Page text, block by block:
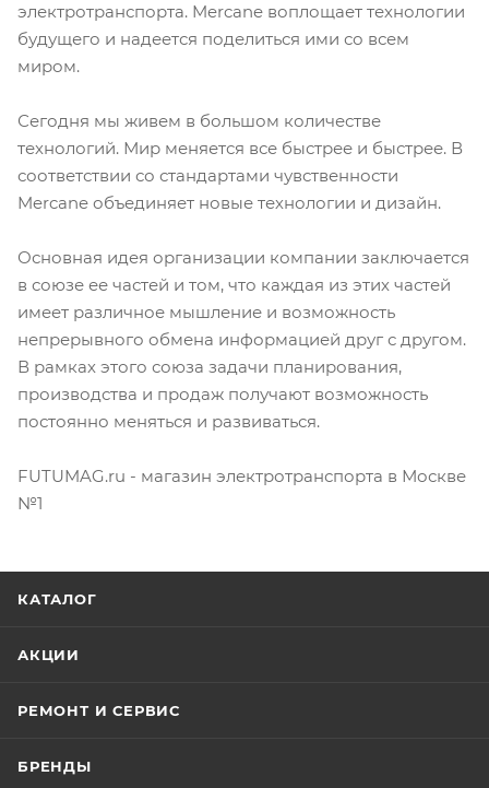
электротранспорта. Mercane воплощает технологии
будущего и надеется поделиться ими со всем
миром.
Сегодня мы живем в большом количестве
технологий. Мир меняется все быстрее и быстрее. В
соответствии со стандартами чувственности
Mercane объединяет новые технологии и дизайн.
Основная идея организации компании заключается
в союзе ее частей и том, что каждая из этих частей
имеет различное мышление и возможность
непрерывного обмена информацией друг с другом.
В рамках этого союза задачи планирования,
производства и продаж получают возможность
постоянно меняться и развиваться.
FUTUMAG.ru - магазин электротранспорта в Москве
№1
КАТАЛОГ
АКЦИИ
РЕМОНТ И СЕРВИС
БРЕНДЫ